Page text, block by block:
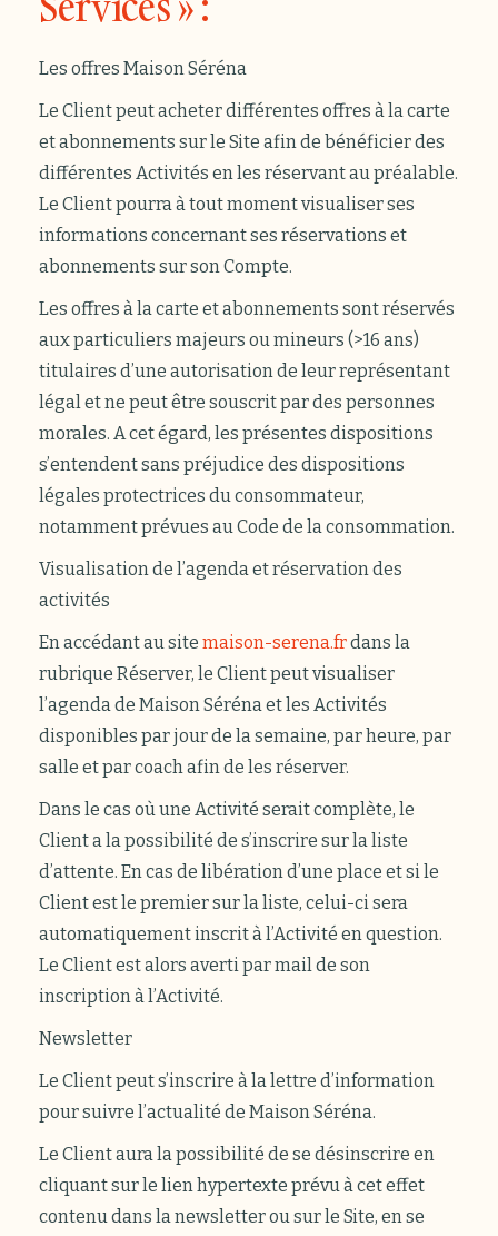
Les offres Maison Séréna
Le Client peut acheter différentes offres à la carte
et abonnements sur le Site afin de bénéficier des
différentes Activités en les réservant au préalable.
Le Client pourra à tout moment visualiser ses
informations concernant ses réservations et
abonnements sur son Compte.
Les offres à la carte et abonnements sont réservés
aux particuliers majeurs ou mineurs (>16 ans)
titulaires d’une autorisation de leur représentant
légal et ne peut être souscrit par des personnes
morales. A cet égard, les présentes dispositions
s’entendent sans préjudice des dispositions
légales protectrices du consommateur,
notamment prévues au Code de la consommation.
Visualisation de l’agenda et réservation des
activités
En accédant au site maison-serena.frdans la
rubrique Réserver, le Client peut visualiser
l’agenda de Maison Séréna et les Activités
disponibles par jour de la semaine, par heure, par
salle et par coach afin de les réserver.
Dans le cas où une Activité serait complète, le
Client a la possibilité de s’inscrire sur la liste
d’attente. En cas de libération d’une place et si le
Client est le premier sur la liste, celui-ci sera
automatiquement inscrit à l’Activité en question.
Le Client est alors averti par mail de son
inscription à l’Activité.
Newsletter
Le Client peut s’inscrire à la lettre d’information
pour suivre l’actualité de Maison Séréna.
Le Client aura la possibilité de se désinscrire en
cliquant sur le lien hypertexte prévu à cet effet
contenu dans la newsletter ou sur le Site, en se